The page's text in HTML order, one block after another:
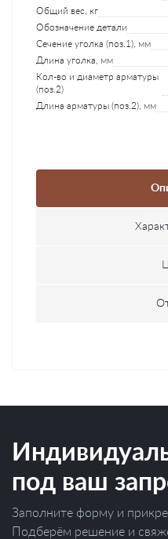
Общий вес, кг
Обозначение детали
Сечение уголка (поз.1), мм
Длина уголка, мм
Кол-во и диаметр арматуры
(поз.2)
Длина арматуры (поз.2), мм
под ваш
Заполните форму и
Подберём решение и